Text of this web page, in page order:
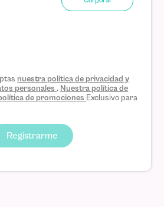
nuestra política de privacidad y
personales. Nuestra política de
de promociones Exclusivo para
Registrarme